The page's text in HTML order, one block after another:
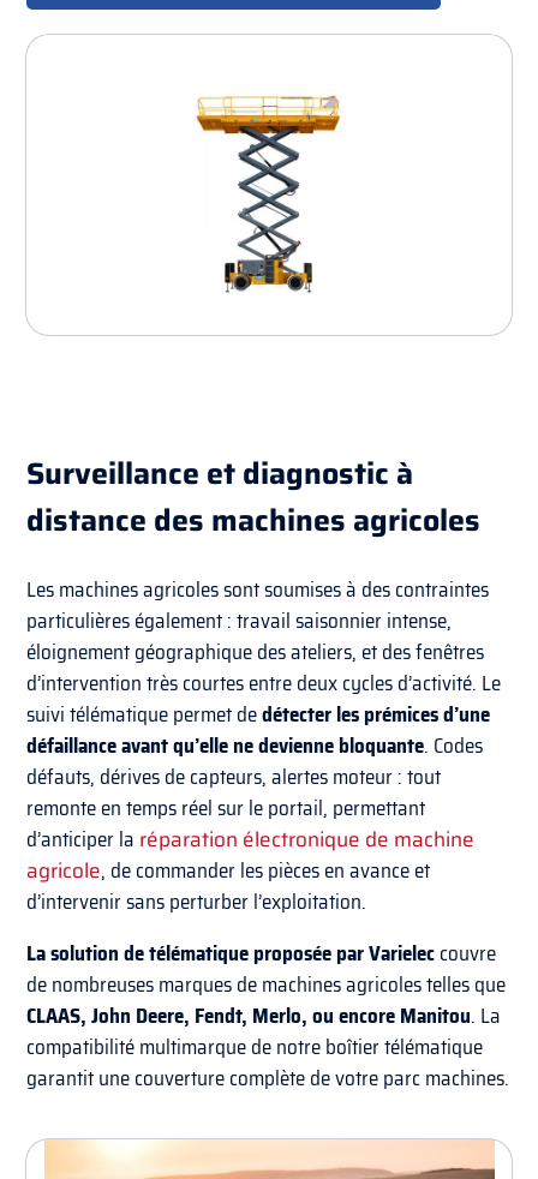
Surveillance et diagnostic à
distance des machines agricoles
Les machines agricoles sont soumises à des contraintes
particulières également : travail saisonnier intense,
éloignement géographique des ateliers, et des fenêtres
d’intervention très courtes entre deux cycles d’activité. Le
suivi télématique permet dedétecter les prémices d’une
défaillance avant qu’elle ne devienne bloquante. Codes
défauts, dérives de capteurs, alertes moteur : tout
remonte en temps réel sur le portail, permettant
d’anticiper la réparation électronique de machine
agricole, de commander les pièces en avance et
d’intervenir sans perturber l’exploitation.
La solution de télématique proposée par Varieleccouvre
de nombreuses marques de machines agricoles telles que
CLAAS, John Deere, Fendt, Merlo, ou encore Manitou. La
compatibilité multimarque de notre boîtier télématique
garantit une couverture complète de votre parc machines.